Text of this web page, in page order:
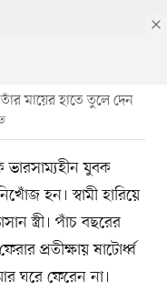
মায়ের হাতে তুলে দেন
ভারসাম্যহীন যুবক
হন। স্বামী হারিয়ে
স্ত্রী। পাঁচ বছরের
প্রতীক্ষায় ষাটোর্ধ্ব
ঘরে ফেরেন না।